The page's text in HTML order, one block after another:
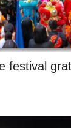
festival